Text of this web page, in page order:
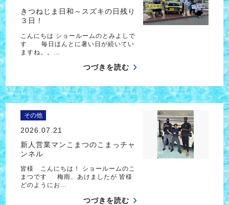
きつねじま日和～スズキの日残り
３日！
こんにちは ショールームのとみよしで
す 毎日ほんとに暑い日が続いてい
ますね。。…
つづきを読む
その他
2026.07.21
新人営業マンこまつのこまっチャ
ンネル
皆様 こんにちは！ ショールームのこ
まつです 梅雨、あけましたが 皆様
どのようにお…
つづきを読む